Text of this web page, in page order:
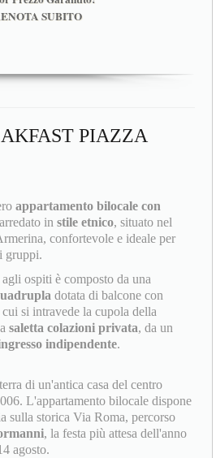
SUBITO
PIAZZA
appartamento bilocale con
instile etnico, situato nel
confortevole e ideale per
gruppi.
ospiti è composto da una
dotata di balcone con
si intravede la cupola della
saletta colazioni privata, da un
indipendente.
di un'antica casa del centro
L'appartamento bilocale dispone
sulla storica Via Roma, percorso
, la festa più attesa dell'anno
agosto.